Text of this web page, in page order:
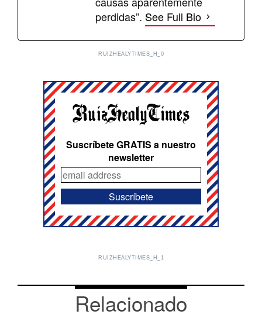
perdidas”. See Full Bio
RUIZHEALYTIMES_H_0
Suscríbete GRATIS a nuestro
newsletter
RUIZHEALYTIMES_H_1
Relacionado